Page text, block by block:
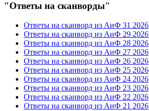
"Ответы на сканворды"
Ответы на сканворд из АиФ 31 2026
Ответы на сканворд из АиФ 29 2026
Ответы на сканворд из АиФ 28 2026
Ответы на сканворд из АиФ 27 2026
Ответы на сканворд из АиФ 26 2026
Ответы на сканворд из АиФ 25 2026
Ответы на сканворд из АиФ 24 2026
Ответы на сканворд из АиФ 23 2026
Ответы на сканворд из АиФ 22 2026
Ответы на сканворд из АиФ 21 2026